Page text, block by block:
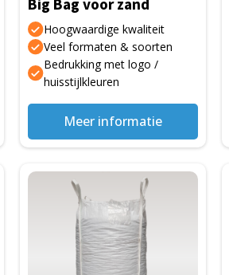
Big Bag voor zand
Hoogwaardige kwaliteit
Veel formaten & soorten
Bedrukking met logo /
huisstijlkleuren
Meer informatie
Dit
meerdere
variaties.